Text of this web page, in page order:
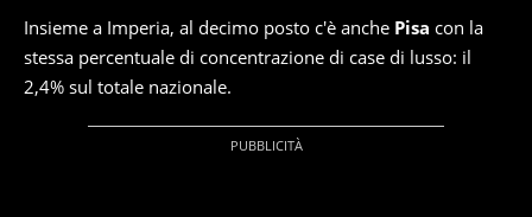
Insieme a Imperia, al decimo posto c'è anche Pisa con la
stessa percentuale di concentrazione di case di lusso: il
2,4% sul totale nazionale.